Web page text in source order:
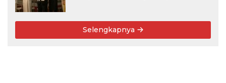
Pemasyarakatan RI
Selengkapnya